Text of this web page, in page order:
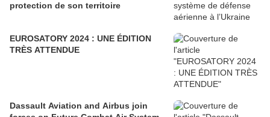
protection de son territoire
EUROSATORY 2024 : UNE ÉDITION
TRÈS ATTENDUE
Dassault Aviation and Airbus join